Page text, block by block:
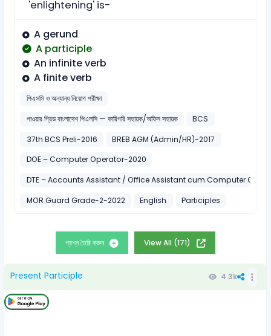
'enlightening' is-
A gerund
A participle
An infinite verb
A finite verb
পিএসসি ও অন্যান্য নিয়োগ পরীক্ষা
পাওয়ার গ্রিড বাংলাদেশ পিএলসি — কারিগরি সহায়ক/অফিস সহায়ক
BCS
37th BCS Preli-2016
BREB AGM (Admin/HR)-2017
DOE – Computer Operator-2020
DTE – Accounts Assistant / Office Assistant cum Computer
MOR Guard Grade-2-2022
English Participles
প্রশ্ন তৈরি করুন View All (171)
Present Participle 4.3k